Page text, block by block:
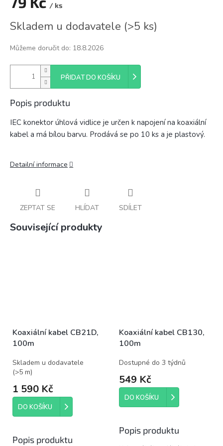
/ ks
cena:
Skladem u dodavatele (>5 ks)
Můžeme doručit do: 18.8.2026
PŘIDAT DO KOŠÍKU
Popis produktu
IEC konektor úhlová vidlice je určen k napojení na koaxiální
kabel a má bílou barvu. Prodává se po 10 ks a je plastový.
Detailní informace
ZEPTAT SE HLÍDAT SDÍLET
Související produkty
Koaxiální kabel CB21D,
100m
Skladem u dodavatele
(>5 m)
1 590 Kč
DO KOŠÍKU
Popis produktu
Koaxiální kabel CB130,
100m
Dostupné do 3 týdnů
549 Kč
DO KOŠÍKU
Popis produktu